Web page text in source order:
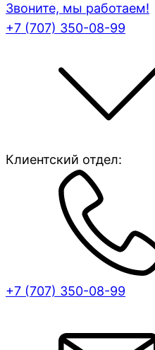
Звоните, мы работаем!
+7 (707) 350-08-99
Клиентский отдел:
+7 (707) 350-08-99